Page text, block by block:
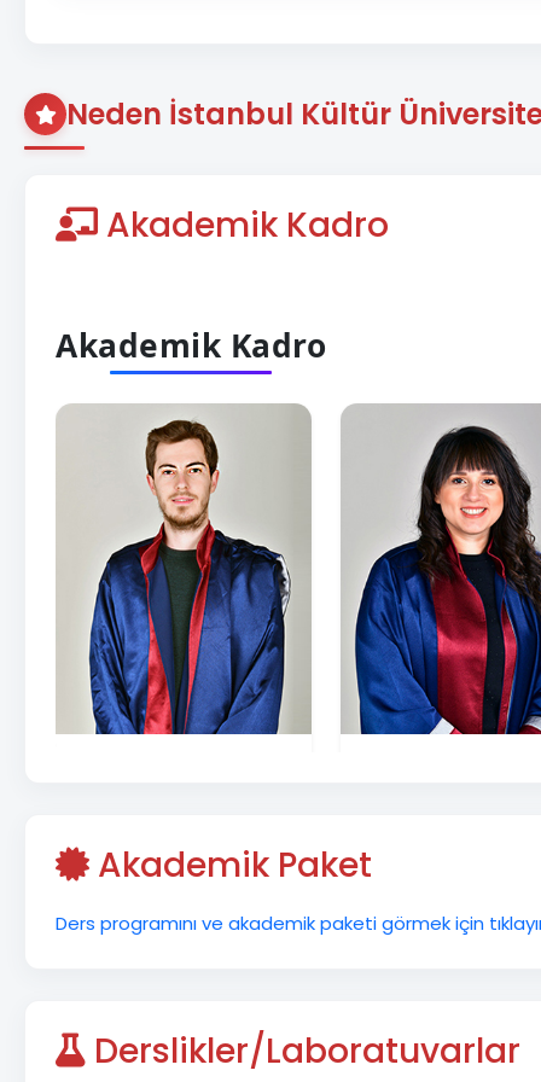
Neden İstanbul Kültür
Akademik Kadro
Akademik Paket
Ders programını ve akademik paketi görmek için
Derslikler/Laboratuvarlar